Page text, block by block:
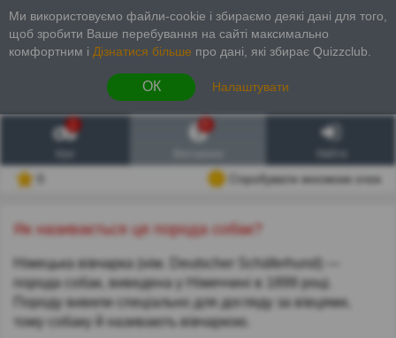
Ми використовуємо файли-cookie і збираємо деякі дані для того,
щоб зробити Ваше перебування на сайті максимально
комфортним і Дізнатися більше про дані, які збирає Quizzclub.
ОК Налаштувати
1
Спробувати множник очок
Як називається ця порода собак?
Німецька вівчарка (нім. Deutscher Schäferhund) —
порода собак, виведена у Німеччині в 1899 році.
Породу вивели спеціально для догляду за вівцями,
тому собаку й називають вівчаркою.